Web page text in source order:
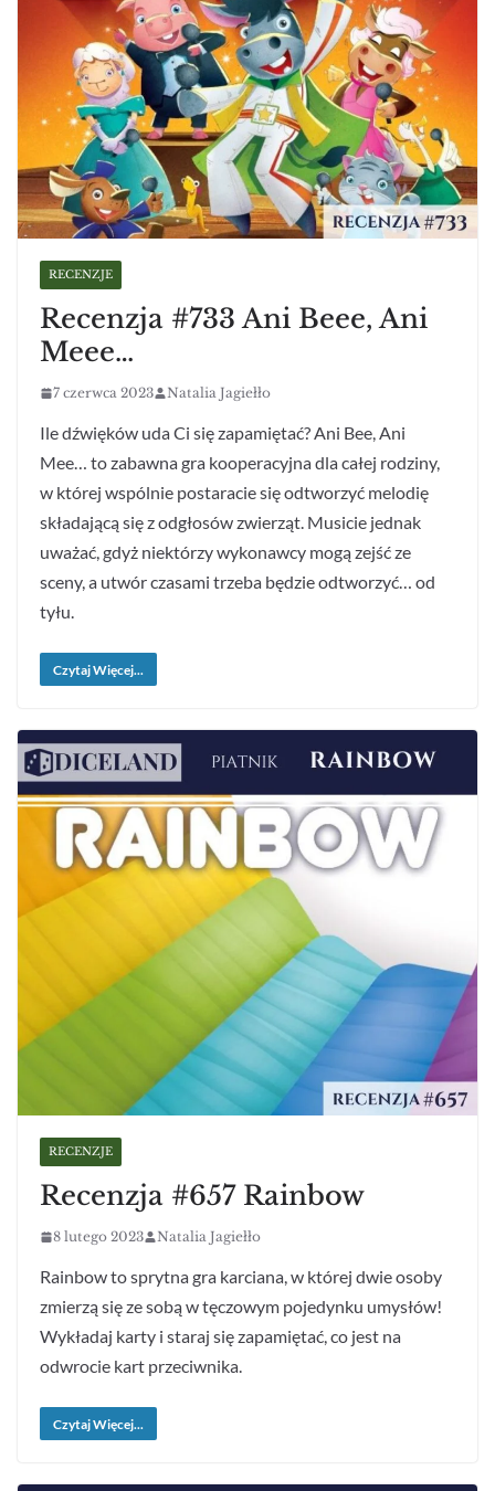
RECENZJE
Recenzja #733 Ani Beee, Ani
Meee…
7 czerwca 2023 Natalia Jagiełło
Ile dźwięków uda Ci się zapamiętać? Ani Bee, Ani
Mee… to zabawna gra kooperacyjna dla całej rodziny,
w której wspólnie postaracie się odtworzyć melodię
składającą się z odgłosów zwierząt. Musicie jednak
uważać, gdyż niektórzy wykonawcy mogą zejść ze
sceny, a utwór czasami trzeba będzie odtworzyć… od
tyłu.
Czytaj Więcej...
RECENZJE
Recenzja #657 Rainbow
8 lutego 2023 Natalia Jagiełło
Rainbow to sprytna gra karciana, w której dwie osoby
zmierzą się ze sobą w tęczowym pojedynku umysłów!
Wykładaj karty i staraj się zapamiętać, co jest na
odwrocie kart przeciwnika.
Czytaj Więcej...